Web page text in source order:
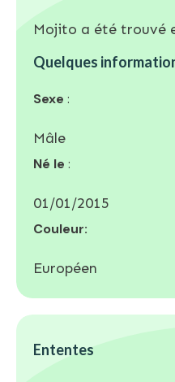
Mojito a été trouvé
Quelques
Sexe :
Mâle
Né le :
01/01/2015
Couleur:
Européen
Ententes